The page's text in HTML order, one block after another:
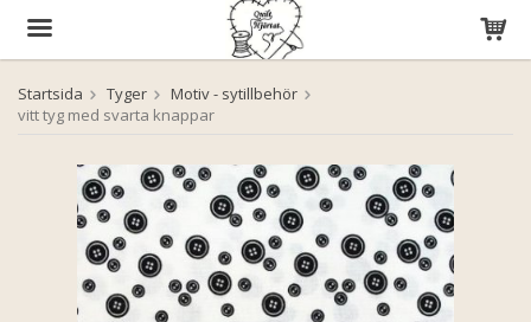
Produkten har blivit tillagd i varukorgen
Startsida Tyger
Motiv - sytillbehör
vitt tyg med svarta knappar